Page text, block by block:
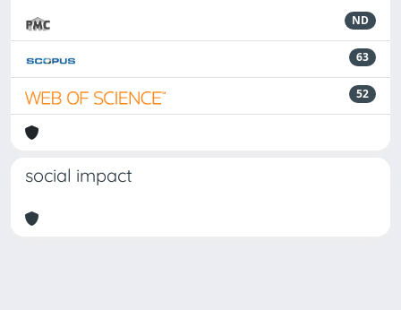
ND
63
52
social impact